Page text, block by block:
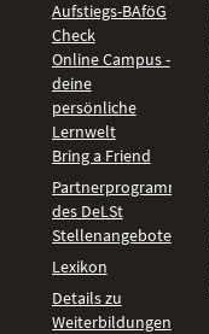
Aufstiegs-BAföG
Check
Online Campus -
deine
persönliche
Lernwelt
Bring a Friend
Partnerprogramm
des DeLSt
Stellenangebote
Lexikon
Details zu
Weiterbildungen